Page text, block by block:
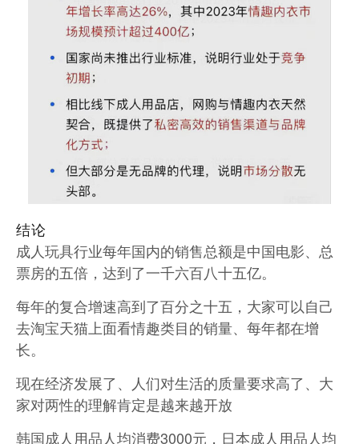
结论
成人玩具行业每年国内的销售总额是中国电影、总
票房的五倍，达到了一千六百八十五亿。
每年的复合增速高到了百分之十五，大家可以自己
去淘宝天猫上面看情趣类目的销量、每年都在增
长。
现在经济发展了、人们对生活的质量要求高了、大
家对两性的理解肯定是越来越开放
韩国成人用品人均消费3000元，日本成人用品人均